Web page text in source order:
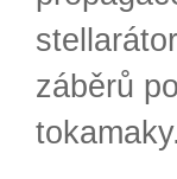
záběrů
tokamaky.